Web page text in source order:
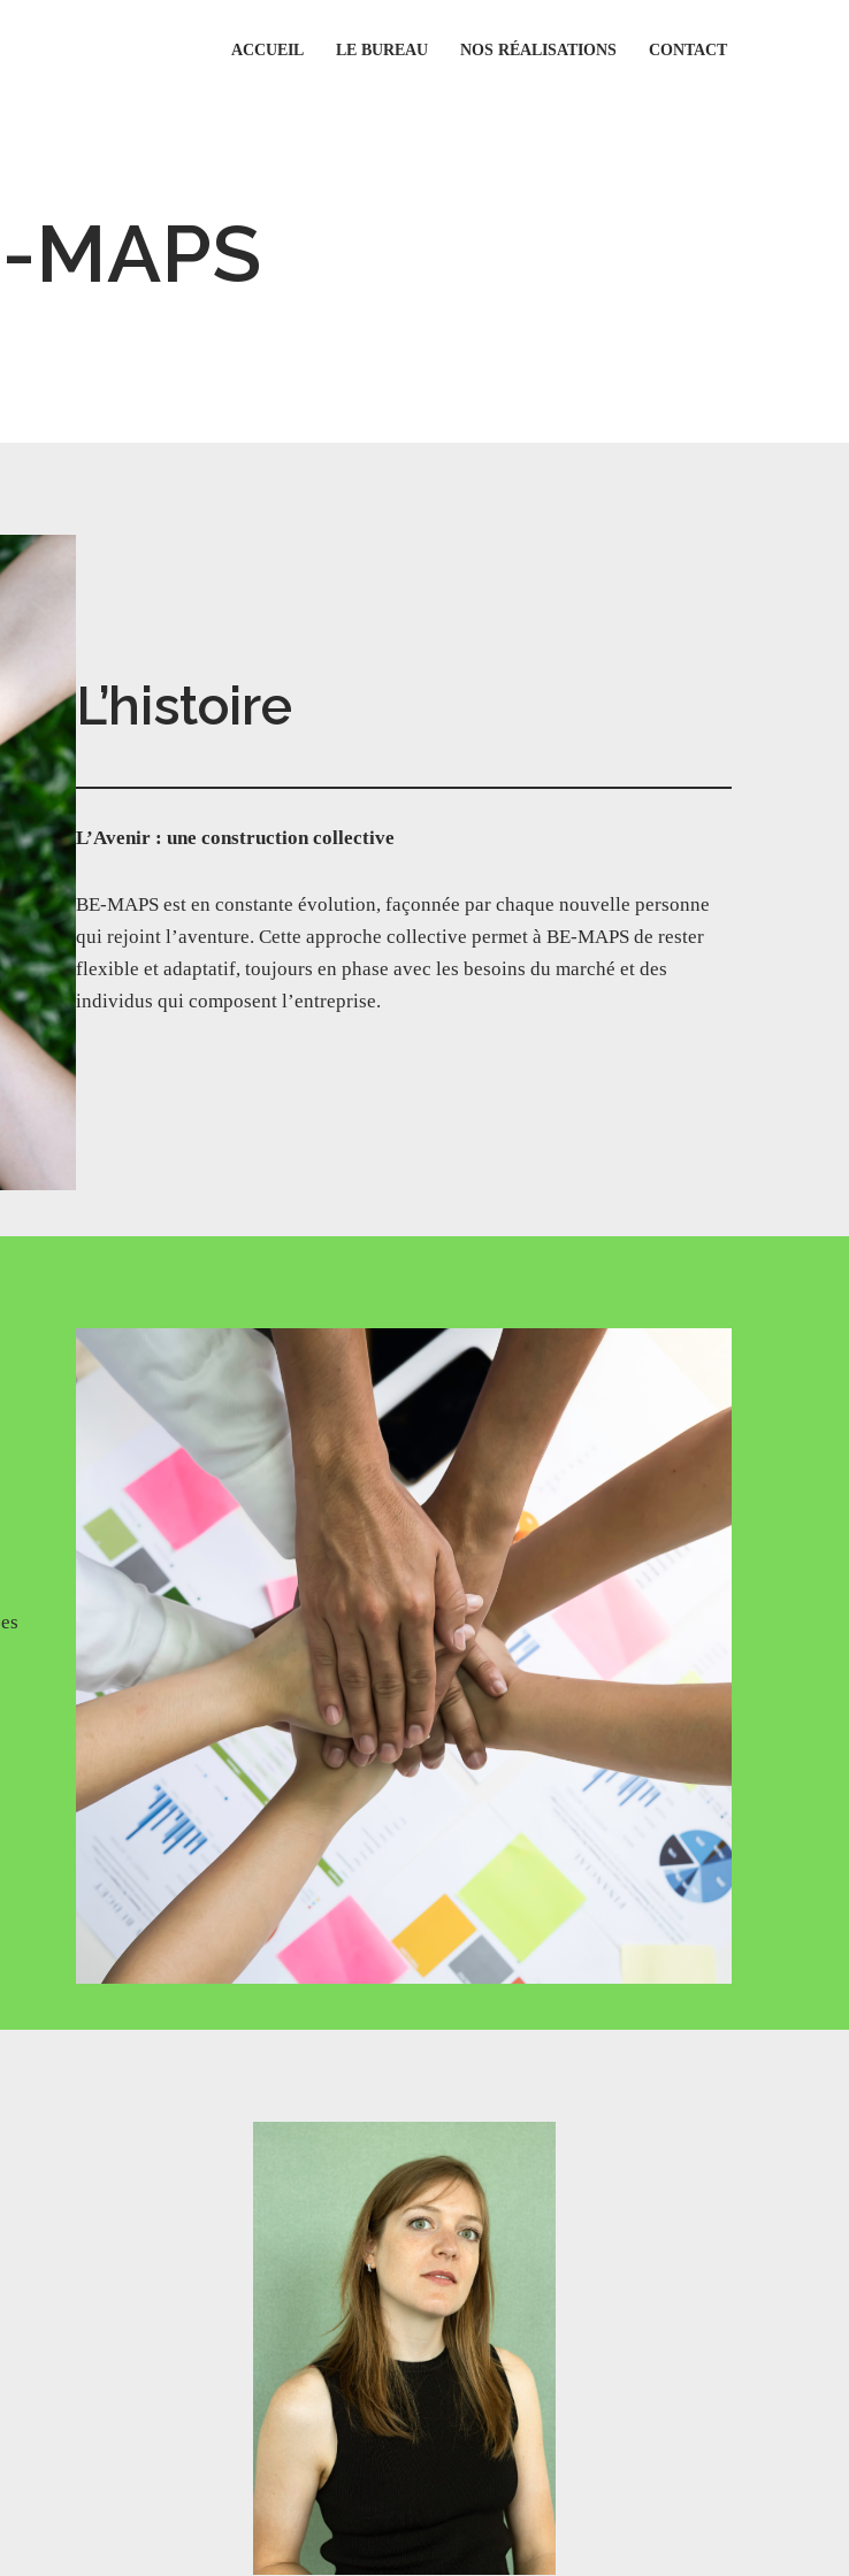
ACCUEIL LE BUREAU NOS RÉALISATIONS CONTACT
MAPS
L’histoire
L’Avenir : une construction collective
BE-MAPS est en constante évolution, façonnée par chaque nouvelle personne
qui rejoint l’aventure. Cette approche collective permet à BE-MAPS de rester
flexible et adaptatif, toujours en phase avec les besoins du marché et des
individus qui composent l’entreprise.